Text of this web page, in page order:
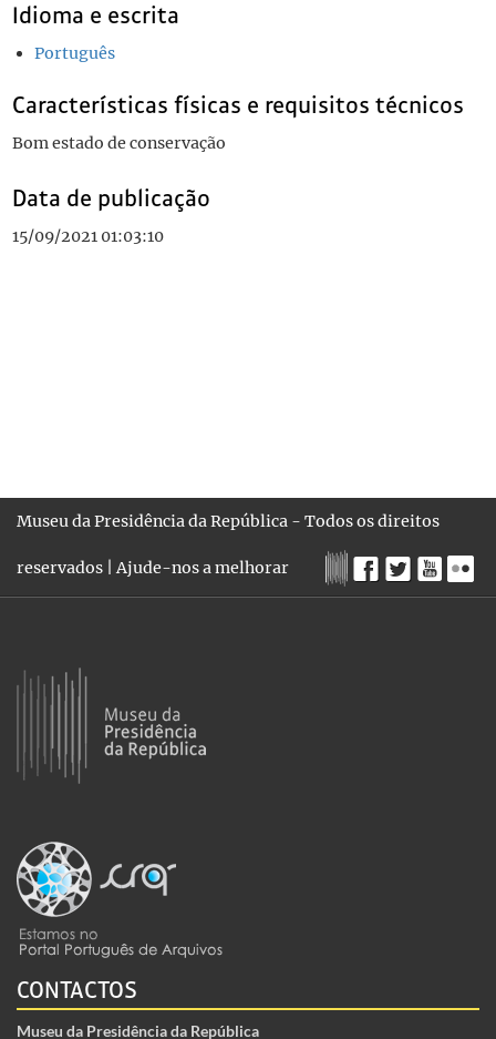
Idioma e escrita
Português
Características físicas e requisitos técnicos
Bom estado de conservação
Data de publicação
15/09/2021 01:03:10
Museu da Presidência da República - Todos os direitos
reservados |Ajude-nos a melhorar
CONTACTOS
Museu da Presidência da República